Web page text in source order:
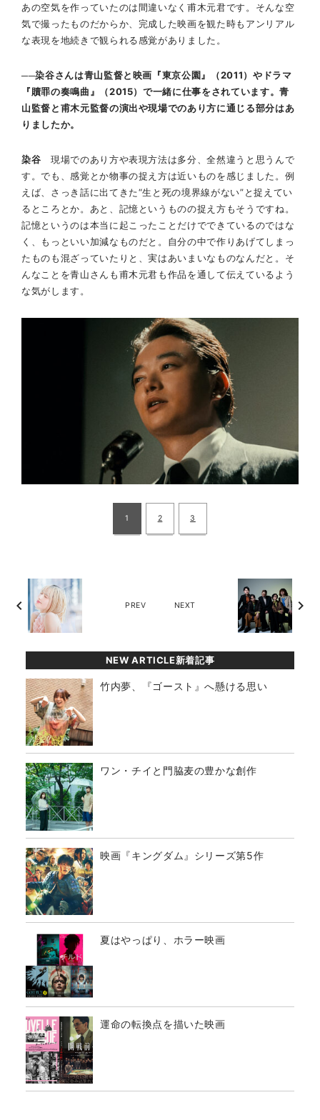
あの空気を作っていたのは間違いなく甫木元君です。そんな空
気で撮ったものだからか、完成した映画を観た時もアンリアル
な表現を地続きで観られる感覚がありました。
──染谷さんは青山監督と映画『東京公園』（2011）やドラマ
『贖罪の奏鳴曲』（2015）で一緒に仕事をされています。青
山監督と甫木元監督の演出や現場でのあり方に通じる部分はあ
りましたか。
染谷 現場でのあり方や表現方法は多分、全然違うと思うんで
す。でも、感覚とか物事の捉え方は近いものを感じました。例
えば、さっき話に出てきた“生と死の境界線がない”と捉えてい
るところとか。あと、記憶というものの捉え方もそうですね。
記憶というのは本当に起こったことだけでできているのではな
く、もっといい加減なものだと。自分の中で作りあげてしまっ
たものも混ざっていたりと、実はあいまいなものなんだと。そ
んなことを青山さんも甫木元君も作品を通して伝えているよう
な気がします。
1 2 3
chevron_left PREV NEXT chevron_right
NEW ARTICLE新着記事
竹内夢、『ゴースト』へ懸ける思い
ワン・チイと門脇麦の豊かな創作
映画『キングダム』シリーズ第5作
夏はやっぱり、ホラー映画
運命の転換点を描いた映画